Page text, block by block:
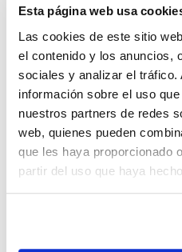
Esta página web usa
Las cookies de este sitio
el contenido y los anuncios,
sociales y analizar el tráfico.
información sobre el uso
nuestros partners de redes
web, quienes pueden
que les haya proporcionado
partir del uso que haya
Regístrate para
descargas
SDS/ Hoja de seguridad
Regístrate para
descargas
Los productos
listos para una entrega